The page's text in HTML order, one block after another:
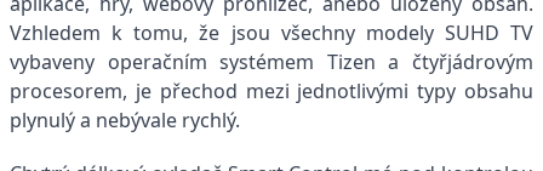
Vzhledem k tomu, že jsou všechny modely SUHD TV
vybaveny operačním systémem Tizen a čtyřjádrovým
procesorem, je přechod mezi jednotlivými typy obsahu
plynulý a nebývale rychlý.